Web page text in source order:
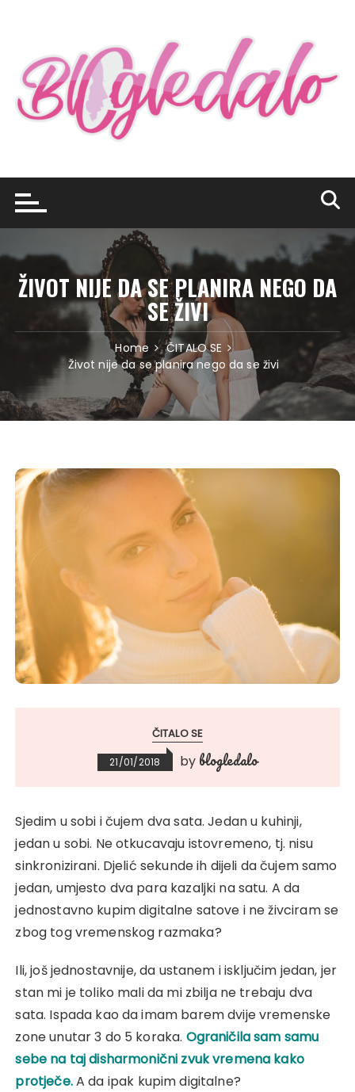
ŽIVOT NIJE DA SE PLANIRA NEGO DA
SE ŽIVI
Home
ČITALO SE
Život nije da se planira nego da se živi
ČITALO SE
21/01/2018 by blogledalo
Sjedim u sobi i čujem dva sata. Jedan u kuhinji,
jedan u sobi. Ne otkucavaju istovremeno, tj. nisu
sinkronizirani. Djelić sekunde ih dijeli da čujem samo
jedan, umjesto dva para kazaljki na satu. A da
jednostavno kupim digitalne satove i ne živciram se
zbog tog vremenskog razmaka?
Ili, još jednostavnije, da ustanem i isključim jedan, jer
stan mi je toliko mali da mi zbilja ne trebaju dva
sata. Ispada kao da imam barem dvije vremenske
zone unutar 3 do 5 koraka. Ograničila sam samu
sebe na taj disharmonični zvuk vremena kako
protječe.A da ipak kupim digitalne?